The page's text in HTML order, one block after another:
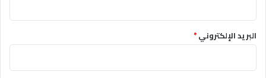
البريد الإلكتروني*